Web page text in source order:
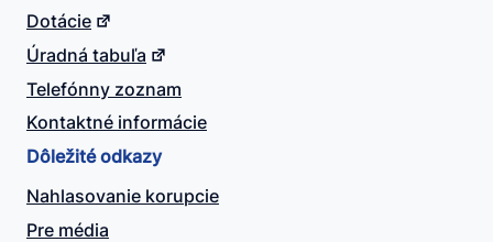
Dotácie
Úradná tabuľa
Telefónny zoznam
Kontaktné informácie
Dôležité odkazy
Nahlasovanie korupcie
Pre média